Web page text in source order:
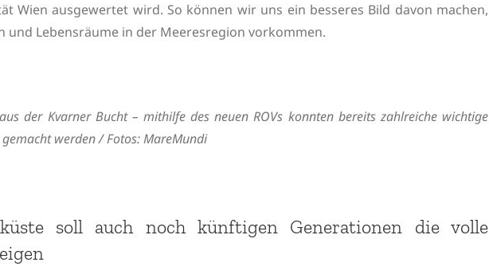
Wien ausgewertet wird. So können wir uns ein besseres Bild davon machen,
und Lebensräume in der Meeresregion vorkommen.
der Kvarner Bucht – mithilfe des neuen ROVs konnten bereits zahlreiche wichtige
werden / Fotos: MareMundi
soll auch noch künftigen Generationen die volle